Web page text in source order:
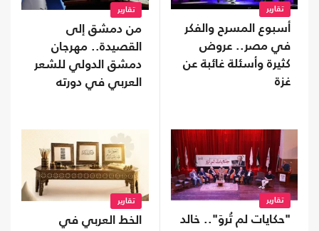
تقارير
أسبوع المسرح والفكر
في مصر.. عروض
كثيرة وأسئلة غائبة عن
غزة
تقارير
من دمشق إلى
القصيدة.. مهرجان
دمشق الدولي للشعر
العربي في دورته
تقارير
"حكايات لم تُروَ".. خالد
تقارير
الخط العربي في